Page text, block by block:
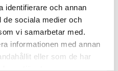
identifierare och annan
de sociala medier och
vi samarbetar med.
informationen med annan
eller som de har
Lägg till i favoriter
19 st i lager
TA32564